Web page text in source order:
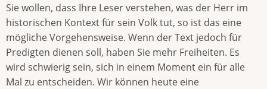
Sie wollen, dass Ihre Leser verstehen, was der Herr im
historischen Kontext für sein Volk tut, so ist das eine
mögliche Vorgehensweise. Wenn der Text jedoch für
Predigten dienen soll, haben Sie mehr Freiheiten. Es
wird schwierig sein, sich in einem Moment ein für alle
Mal zu entscheiden. Wir können heute eine